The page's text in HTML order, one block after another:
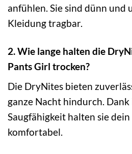
anfühlen. Sie sind dünn
Kleidung tragbar.
2. Wie lange halten die
Pants Girl trocken?
Die DryNites bieten
ganze Nacht hindurch.
Saugfähigkeit halten sie
komfortabel.